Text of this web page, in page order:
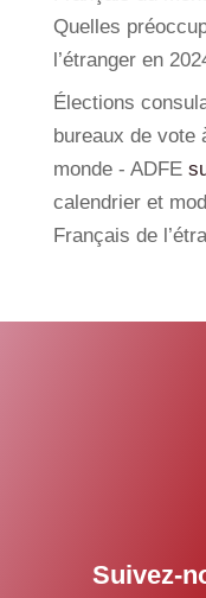
Quelles
l’étranger en
Élections
bureaux de vote
monde - ADFE
calendrier et
Français de
Suivez-